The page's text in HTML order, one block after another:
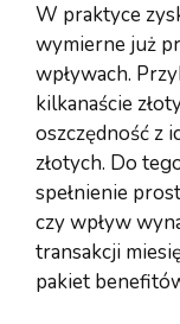
W praktyce
wymierne już
wpływach.
kilkanaście
oszczędność z
złotych. Do
spełnienie
czy wpływ
transakcji
pakiet